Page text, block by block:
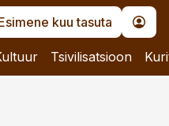
kuu tasuta
Tsivilisatsioon